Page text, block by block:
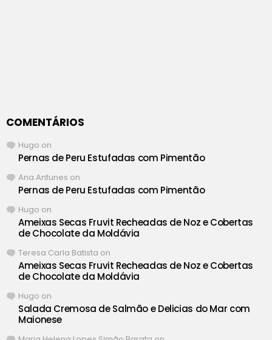
COMENTÁRIOS
Hugo on
Pernas de Peru Estufadas com Pimentão
Ana Antunes on
Pernas de Peru Estufadas com Pimentão
Hugo on
Ameixas Secas Fruvit Recheadas de Noz e Cobertas
de Chocolate da Moldávia
Teresa Carla Batista on
Ameixas Secas Fruvit Recheadas de Noz e Cobertas
de Chocolate da Moldávia
Hugo on
Salada Cremosa de Salmão e Delicias do Mar com
Maionese